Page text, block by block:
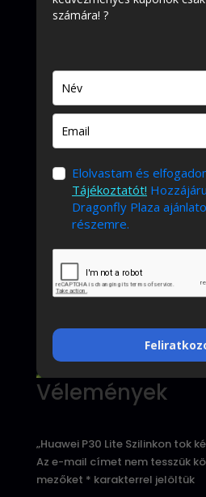
számára! ?
Elolvastam és
Tájékoztatót!
Dragonfly Plaza
részemre.
Vélemények
„Huawei P30 Lite Szilinkon tok
Az e-mail címet nem tesszük
mezőket * karakterrel jelöltük